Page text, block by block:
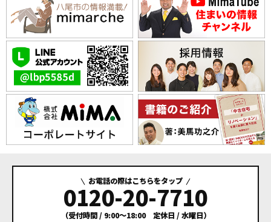
お電話の際はこちらをタップ
0120-20-7710
（受付時間 / 9:00～18:00 定休日 / 水曜日）